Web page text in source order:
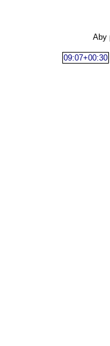
Aby
09:07+00:30